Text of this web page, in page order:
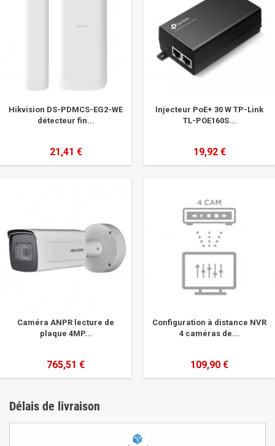
Hikvision DS-PDMCS-EG2-WE
détecteur fin...
21,41 €
Injecteur PoE+ 30 W TP-Link
TL-POE160S...
19,92 €
Caméra ANPR lecture de
plaque 4MP...
765,51 €
Configuration à distance NVR
4 caméras de...
109,90 €
Délais de livraison